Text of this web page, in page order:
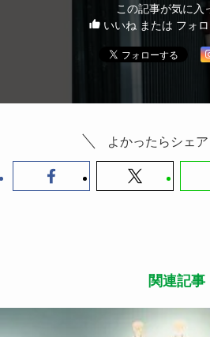
この記事が気に入
いいね または フォロ
よかったらシェ
関連記事